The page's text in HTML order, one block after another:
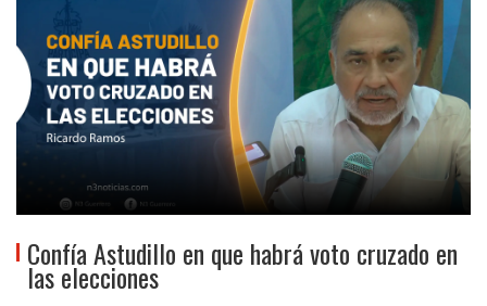
Confía Astudillo en que habrá voto cruzado en
las elecciones